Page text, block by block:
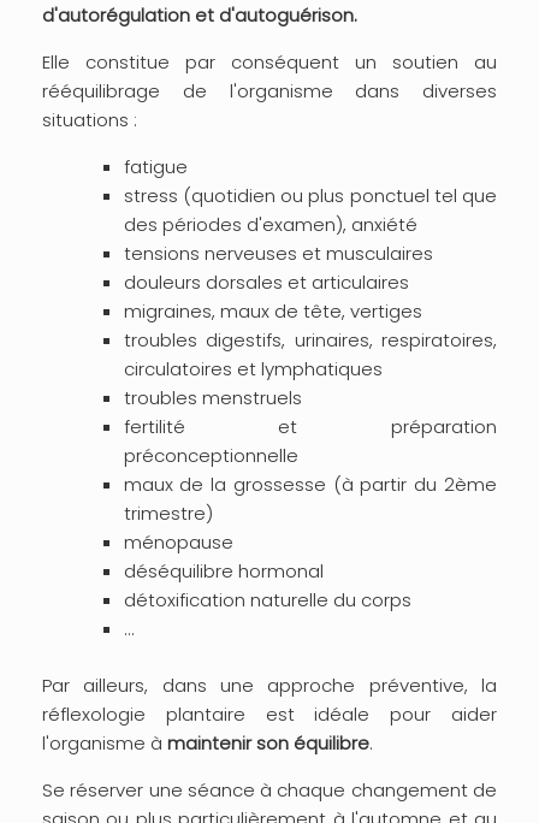
d'autorégulation et d'autoguérison.
Elle constitue par conséquent un soutien au
rééquilibrage de l'organisme dans diverses
situations :
fatigue
stress (quotidien ou plus ponctuel tel que
des périodes d'examen), anxiété
tensions nerveuses et musculaires
douleurs dorsales et articulaires
migraines, maux de tête, vertiges
troubles digestifs, urinaires, respiratoires,
circulatoires et lymphatiques
troubles menstruels
fertilité et préparation
préconceptionnelle
maux de la grossesse (à partir du 2ème
trimestre)
ménopause
déséquilibre hormonal
détoxification naturelle du corps
...
Par ailleurs, dans une approche préventive, la
réflexologie plantaire est idéale pour aider
l'organisme à maintenir son équilibre.
Se réserver une séance à chaque changement de